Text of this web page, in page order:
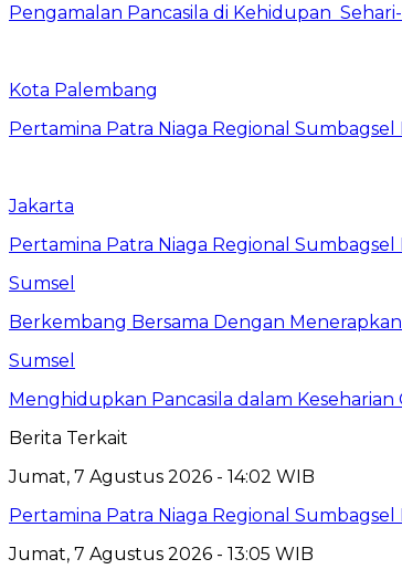
Pengamalan Pancasila di Kehidupan
Kota Palembang
Pertamina Patra Niaga Regional
Jakarta
Pertamina Patra Niaga Regional
Sumsel
Berkembang Bersama Dengan
Sumsel
Menghidupkan Pancasila dalam Keseharian
Berita Terkait
Jumat, 7 Agustus 2026 - 14:02 WIB
Pertamina Patra Niaga Regional
Jumat, 7 Agustus 2026 - 13:05 WIB